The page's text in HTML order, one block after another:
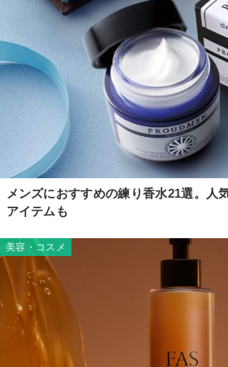
メンズにおすすめの練り香水21選。人
アイテムも
美容・コスメ